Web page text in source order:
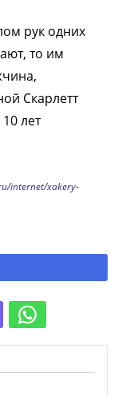
рук одних
то им
Скарлетт
лет
internet/xakery-